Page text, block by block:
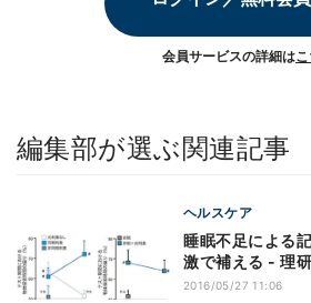
会員サービスの詳細は
編集部が選ぶ関連記事
ヘルスケア
睡眠不足による
激で補える - 理
2016/05/27 11:06